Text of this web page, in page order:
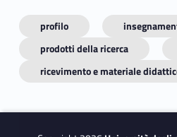
profilo
prodotti della ricerca
ricevimento e materiale